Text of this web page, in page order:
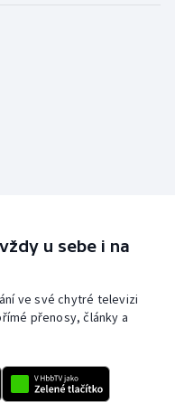
u sebe i na
ve své chytré televizi
přenosy, články a